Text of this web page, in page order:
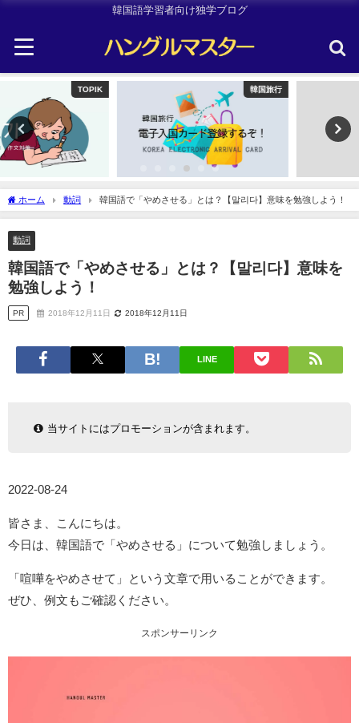
韓国語学習者向け独学ブログ
ホーム 動詞 韓国語で「やめさせる」とは？【말리다】意味を勉強しよう！
動詞
韓国語で「やめさせる」とは？【말리다】意味を
勉強しよう！
PR 2018年12月11日 2018年12月11日
LINE
当サイトにはプロモーションが含まれます。
2022-08-24
皆さま、こんにちは。
今日は、韓国語で「やめさせる」について勉強しましょう。
「喧嘩をやめさせて」という文章で用いることができます。
ぜひ、例文もご確認ください。
スポンサーリンク